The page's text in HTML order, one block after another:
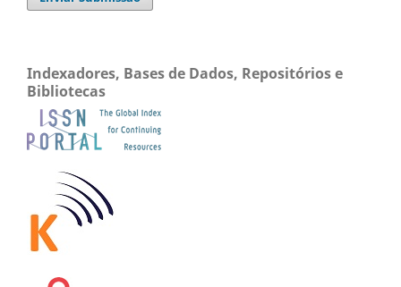
Indexadores, Bases de Dados, Repositórios e
Bibliotecas